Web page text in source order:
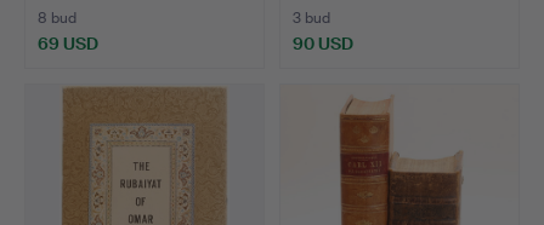
8 bud
69 USD
3 bud
90 USD